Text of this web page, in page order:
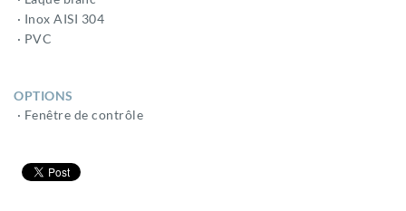
· Inox AISI 304
· PVC
OPTIONS
· Fenêtre de contrôle